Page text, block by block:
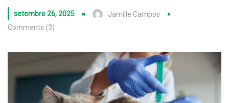
setembro 26, 2025
Jamille Campos
Comments (3)